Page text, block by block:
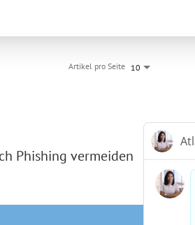
Artikel pro Seite 10
Phishing vermeiden